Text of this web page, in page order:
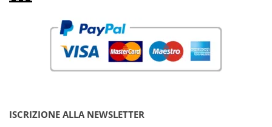
ISCRIZIONE ALLA NEWSLETTER